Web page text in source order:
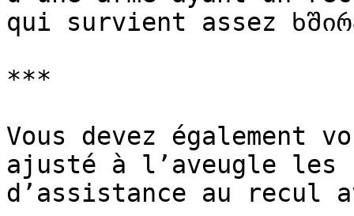
qui survient assez
***
Vous devez également
ajusté à l’aveugle les
d’assistance au recul